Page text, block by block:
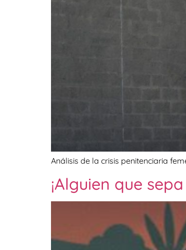
Análisis de la crisis penitenciaria
¡Alguien que